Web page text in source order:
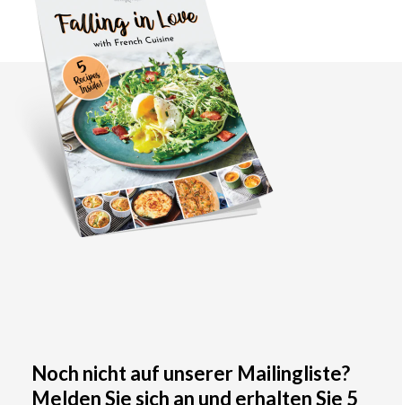
Noch nicht auf unserer Mailingliste?
Melden Sie sich an und erhalten Sie 5